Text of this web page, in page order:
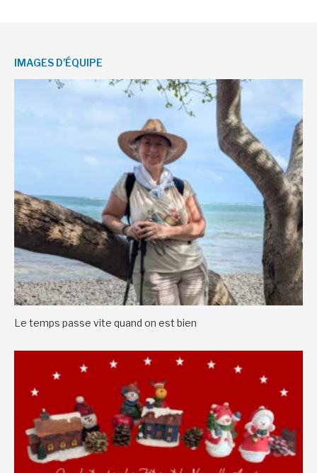
IMAGES D’ÉQUIPE
Le temps passe vite quand on est bien